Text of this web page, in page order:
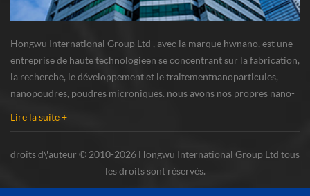
Hongwu International Group Ltd , avec la marque hwnano, est une
entreprise de haute technologieen se concentrant sur la fabrication,
la recherche, le développement et le traitementnanoparticules,
nanopoudres, poudres microniques. nous avons nos propres nano-
Lire la suite +
droits d\'auteur © 2010-2026 Hongwu International Group Ltd tous
les droits sont réservés.